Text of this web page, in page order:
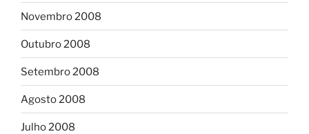
Novembro 2008
Outubro 2008
Setembro 2008
Agosto 2008
Julho 2008